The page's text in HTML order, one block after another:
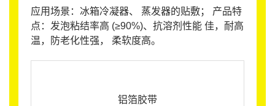
应用场景：冰箱冷凝器、 蒸发器的贴敷； 产品特
点：发泡粘结率高 (≥90%)、抗溶剂性能 佳，耐高
温，防老化性强， 柔软度高。
铝箔胶带